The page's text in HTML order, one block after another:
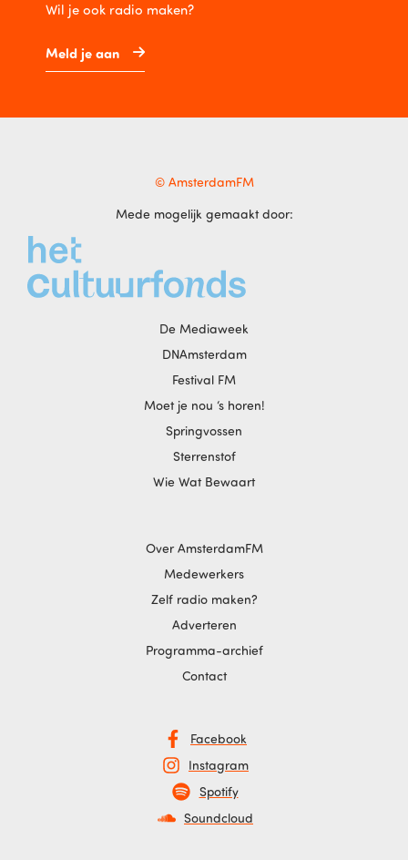
Wil je ook radio maken?
Meld je aan
© AmsterdamFM
Mede mogelijk gemaakt door:
De Mediaweek
DNAmsterdam
Festival FM
Moet je nou ‘s horen!
Springvossen
Sterrenstof
Wie Wat Bewaart
Over AmsterdamFM
Medewerkers
Zelf radio maken?
Adverteren
Programma-archief
Contact
Facebook
Instagram
Spotify
Soundcloud